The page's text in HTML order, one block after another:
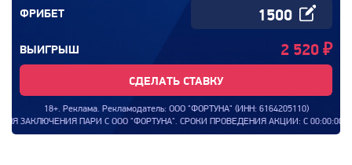
ФРИБЕТ
ВЫИГРЫШ 2 520 ₽
СДЕЛАТЬ СТАВКУ
18+. Реклама. Рекламодатель: ООО "ФОРТУНА" (ИНН: 6164205110)
С ООО "ФОРТУНА". СРОКИ ПРОВЕДЕНИЯ АКЦИИ: С 00:00:00 (МСК)